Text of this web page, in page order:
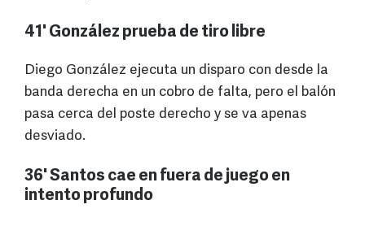
41' González prueba de tiro libre
Diego González ejecuta un disparo con desde la
banda derecha en un cobro de falta, pero el balón
pasa cerca del poste derecho y se va apenas
desviado.
36' Santos cae en fuera de juego en
intento profundo